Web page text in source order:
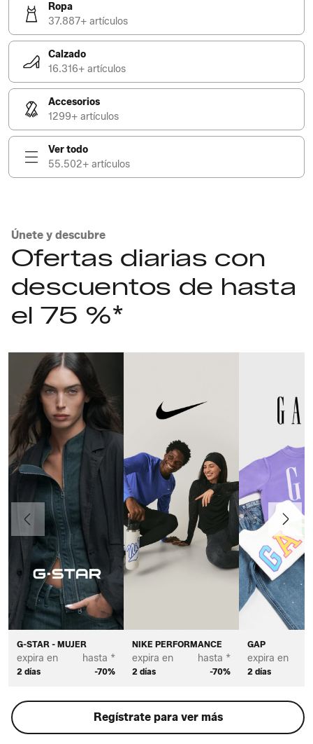
Ropa
37.887+ artículos
Calzado
16.316+ artículos
Accesorios
1299+ artículos
Ver todo
55.502+ artículos
Únete y descubre
Ofertas diarias con
descuentos de hasta
el 75 %*
G-STAR - MUJER
expira en
2 días
hasta *
-70%
NIKE PERFORMANCE
expira en
2 días
hasta *
-70%
GAP
expira en
2 días
Anteriormente
Regístrate para ver más